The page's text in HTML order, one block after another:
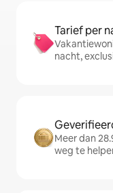
Tarief per
nacht,
Meer dan
weg te